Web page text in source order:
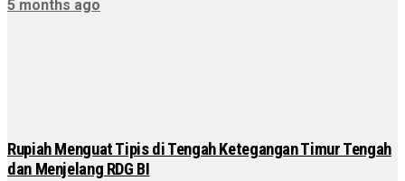
5 months ago
Rupiah Menguat Tipis di Tengah Ketegangan Timur Tengah
dan Menjelang RDG BI